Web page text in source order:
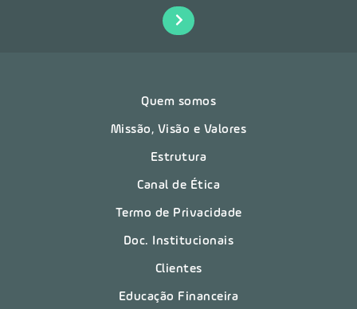
Quem somos
Missão, Visão e Valores
Estrutura
Canal de Ética
Termo de Privacidade
Doc. Institucionais
Clientes
Educação Financeira